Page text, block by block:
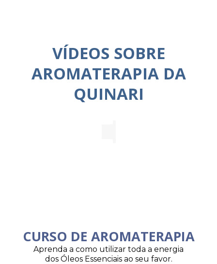
VÍDEOS SOBRE
AROMATERAPIA DA
QUINARI
CURSO DE AROMATERAPIA
Aprenda a como utilizar toda a energia
dos Óleos Essenciais ao seu favor.